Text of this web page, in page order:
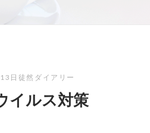
日 徒然ダイアリー
イルス対策